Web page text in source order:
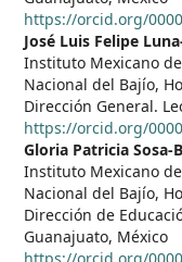
https://orcid.org/
José Luis Felipe
Instituto Mexicano
Nacional del Bajío,
Dirección General.
https://orcid.org/
Gloria Patricia Sosa-
Instituto Mexicano
Nacional del Bajío,
Dirección de
Guanajuato, México